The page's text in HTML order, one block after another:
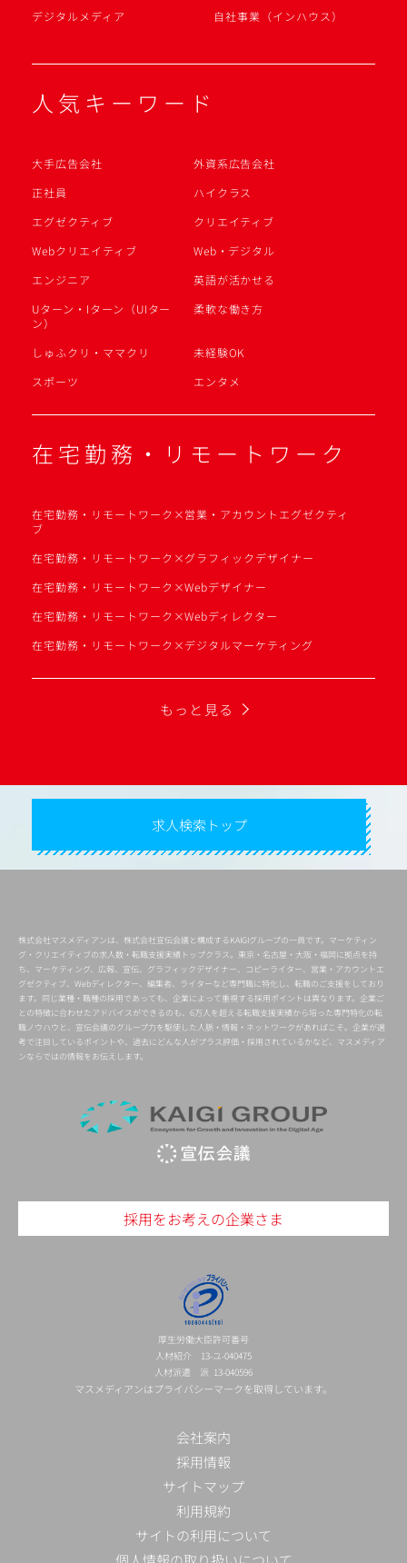
デジタルメディア
自社事業（インハウス）
人気キーワード
大手広告会社
外資系広告会社
正社員
ハイクラス
エグゼクティブ
クリエイティブ
Webクリエイティブ
Web・デジタル
エンジニア
英語が活かせる
Uターン・Iターン（UIター
ン）
柔軟な働き方
しゅふクリ・ママクリ
未経験OK
スポーツ
エンタメ
在宅勤務・リモートワーク
在宅勤務・リモートワーク×営業・アカウントエグゼクティ
ブ
在宅勤務・リモートワーク×グラフィックデザイナー
在宅勤務・リモートワーク×Webデザイナー
在宅勤務・リモートワーク×Webディレクター
在宅勤務・リモートワーク×デジタルマーケティング
もっと見る
求人検索トップ
株式会社マスメディアンは、株式会社宣伝会議と構成するKAIGIグループの一員です。マーケティン
グ・クリエイティブの求人数・転職支援実績トップクラス。東京・名古屋・大阪・福岡に拠点を持
ち、マーケティング、広報、宣伝、グラフィックデザイナー、コピーライター、営業・アカウントエ
グゼクティブ、Webディレクター、編集者、ライターなど専門職に特化し、転職のご支援をしており
ます。同じ業種・職種の採用であっても、企業によって重視する採用ポイントは異なります。企業ご
との特徴に合わせたアドバイスができるのも、6万人を超える転職支援実績から培った専門特化の転
職ノウハウと、宣伝会議のグループ力を駆使した人脈・情報・ネットワークがあればこそ。企業が選
考で注目しているポイントや、過去にどんな人がプラス評価・採用されているかなど、マスメディア
ンならではの情報をお伝えします。
採用をお考えの企業さま
厚生労働大臣許可番号
人材紹介 13-ユ-040475
人材派遣 派 13-040596
マスメディアンはプライバシーマークを取得しています。
会社案内
採用情報
サイトマップ
利用規約
サイトの利用について